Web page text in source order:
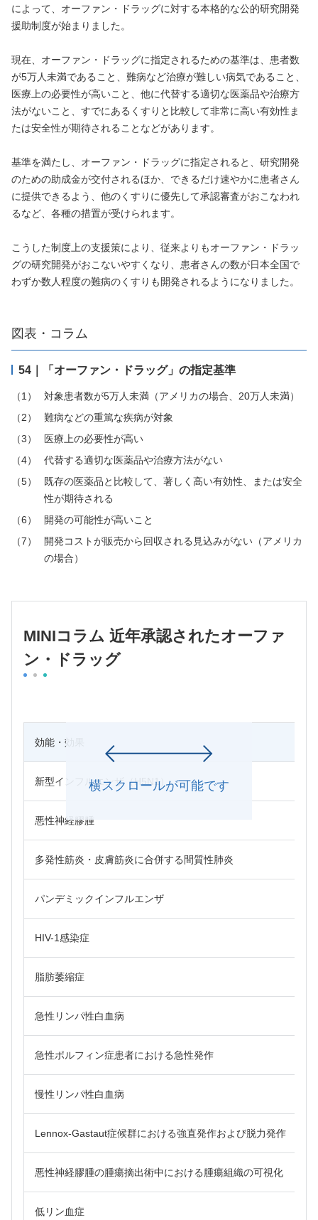
によって、オーファン・ドラッグに対する本格的な公的研究開発
援助制度が始まりました。
現在、オーファン・ドラッグに指定されるための基準は、患者数
が5万人未満であること、難病など治療が難しい病気であること、
医療上の必要性が高いこと、他に代替する適切な医薬品や治療方
法がないこと、すでにあるくすりと比較して非常に高い有効性ま
たは安全性が期待されることなどがあります。
基準を満たし、オーファン・ドラッグに指定されると、研究開発
のための助成金が交付されるほか、できるだけ速やかに患者さん
に提供できるよう、他のくすりに優先して承認審査がおこなわれ
るなど、各種の措置が受けられます。
こうした制度上の支援策により、従来よりもオーファン・ドラッ
グの研究開発がおこないやすくなり、患者さんの数が日本全国で
わずか数人程度の難病のくすりも開発されるようになりました。
図表・コラム
54｜「オーファン・ドラッグ」の指定基準
対象患者数が5万人未満（アメリカの場合、20万人未満）
難病などの重篤な疾病が対象
医療上の必要性が高い
代替する適切な医薬品や治療方法がない
既存の医薬品と比較して、著しく高い有効性、または安全
性が期待される
開発の可能性が高いこと
開発コストが販売から回収される見込みがない（アメリカ
の場合）
MINIコラム 近年承認されたオーファ
ン・ドラッグ
横スクロールが可能です
効能・効果
新型インフルエンザ（H5N1）
悪性神経膠腫
多発性筋炎・皮膚筋炎に合併する間質性肺炎
パンデミックインフルエンザ
HIV-1感染症
脂肪萎縮症
急性リンパ性白血病
急性ポルフィン症患者における急性発作
慢性リンパ性白血病
Lennox-Gastaut症候群における強直発作および脱力発作
悪性神経膠腫の腫瘍摘出術中における腫瘍組織の可視化
低リン血症